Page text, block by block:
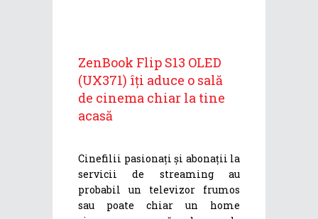
ZenBook Flip S13 OLED
(UX371) îți aduce o sală
de cinema chiar la tine
acasă
Cinefilii pasionați și abonații la
servicii de streaming au
probabil un televizor frumos
sau poate chiar un home